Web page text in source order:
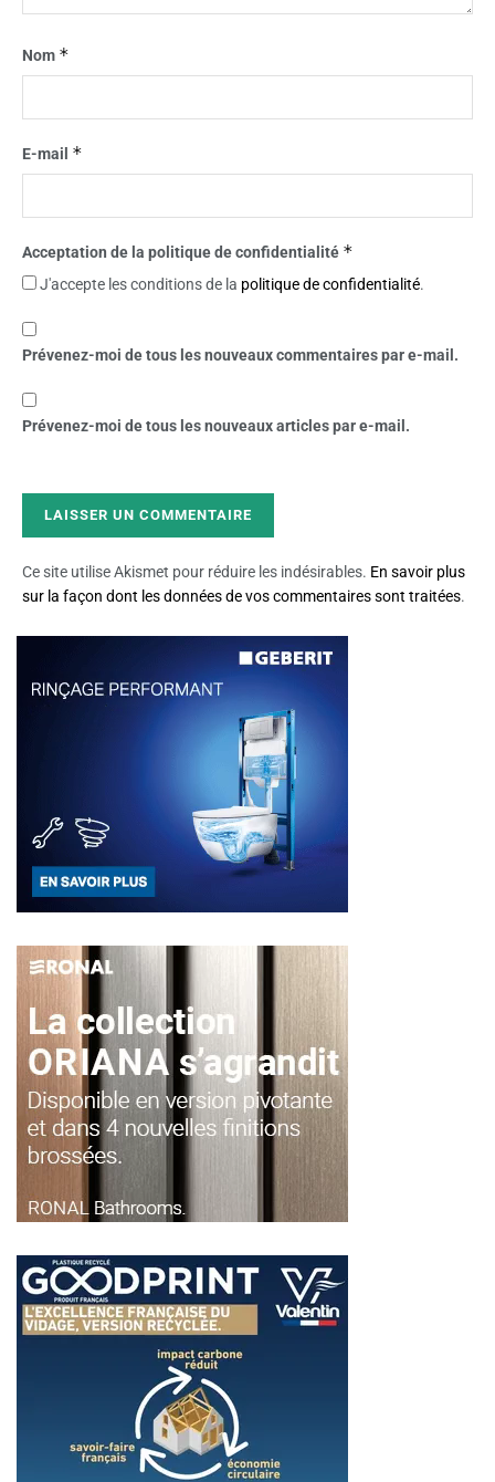
Nom *
E-mail *
Acceptation de la politique de confidentialité *
J'accepte les conditions de la politique de confidentialité.
Prévenez-moi de tous les nouveaux commentaires par e-mail.
Prévenez-moi de tous les nouveaux articles par e-mail.
Ce site utilise Akismet pour réduire les indésirables. En savoir plus
sur la façon dont les données de vos commentaires sont traitées.